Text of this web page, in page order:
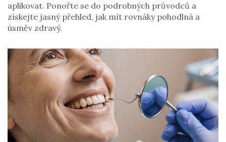
aplikovat. Ponořte se do podrobných průvodců a
získejte jasný přehled, jak mít rovnáky pohodlná a
úsměv zdravý.